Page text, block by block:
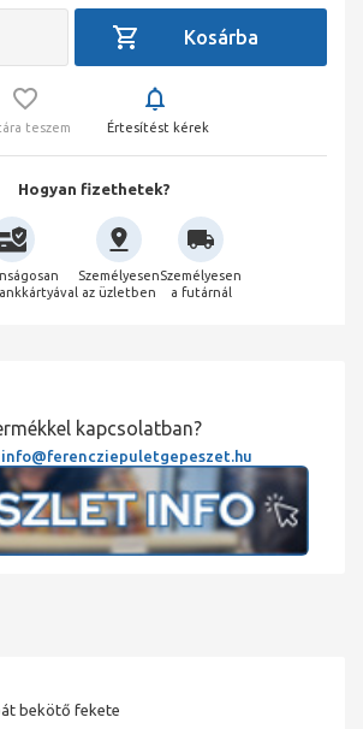
teszem Értesítést kérek
Hogyan fizethetek?
Személyesen
az üzletben
Személyesen
a futárnál
kapcsolatban?
info@ferencziepuletgepeszet.hu
bekötő fekete